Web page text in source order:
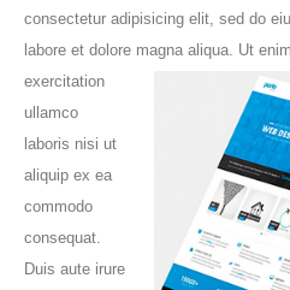
consectetur adipisicing elit, sed do
labore et dolore magna aliqua. Ut
exercitation
ullamco
laboris nisi ut
aliquip ex ea
commodo
consequat.
Duis aute irure